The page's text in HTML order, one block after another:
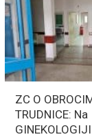
ZC O
TRUDNICE: Na